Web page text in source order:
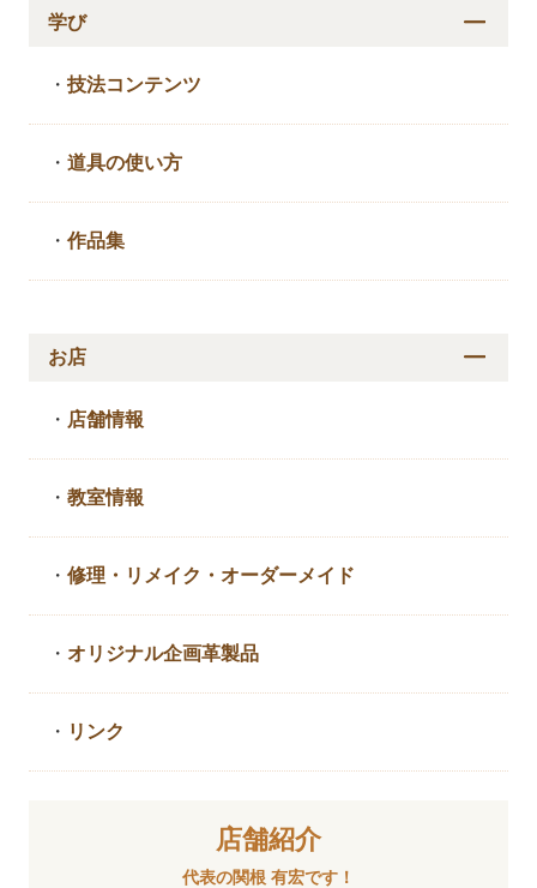
学び
・技法コンテンツ
・道具の使い方
・作品集
お店
・ 店舗情報
・教室情報
・修理・リメイク・ オーダーメイド
・ オリジナル企画革製品
・ リンク
店舗紹介
代表の関根 有宏です！